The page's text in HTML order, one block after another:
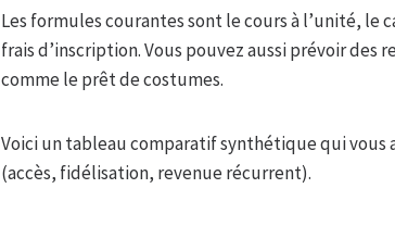
Les formules courantes sont le cours à l’unité, le
frais d’inscription. Vous pouvez aussi prévoir
comme le prêt de costumes.
Voici un tableau comparatif synthétique qui
(accès, fidélisation, revenue récurrent).